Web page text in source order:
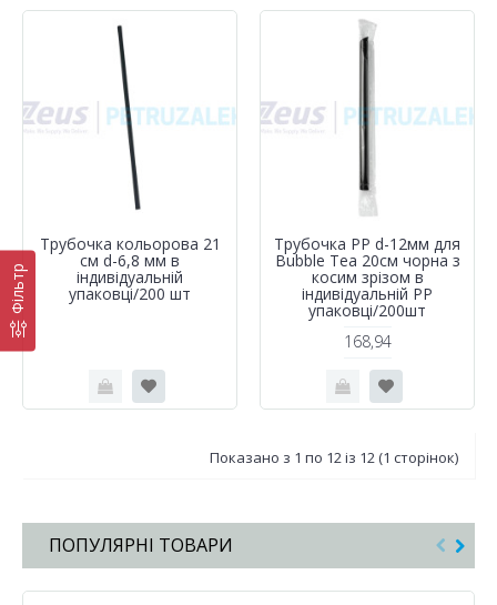
Фільтр
Трубочка кольорова 21
см d-6,8 мм в
iндивідуальній
упаковці/200 шт
Трубочка РР d-12мм для
Bubble Tea 20см чорна з
косим зрізом в
індивідуальній РР
упаковці/200шт
168,94
Показано з 1 по 12 із 12 (1 сторінок)
ПОПУЛЯРНІ ТОВАРИ